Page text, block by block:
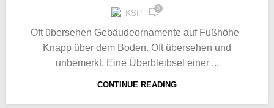
KSP 0
Oft übersehen Gebäudeornamente auf Fußhöhe
Knapp über dem Boden. Oft übersehen und
unbemerkt. Eine Überbleibsel einer ...
CONTINUE READING